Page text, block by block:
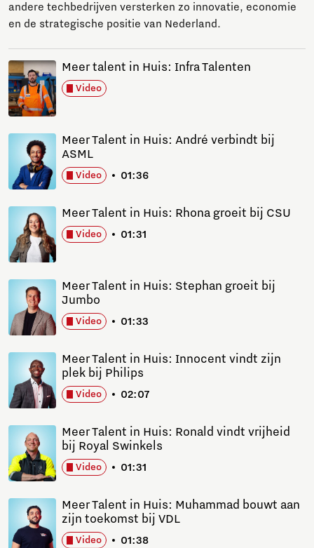
andere techbedrijven versterken zo innovatie, economie
en de strategische positie van Nederland.
Video
Meer talent in Huis: Infra Talenten
Video 01:36
Meer Talent in Huis: André verbindt bij
ASML
Video 01:31
Meer Talent in Huis: Rhona groeit bij CSU
Video 01:33
Meer Talent in Huis: Stephan groeit bij
Jumbo
Video 02:07
Meer Talent in Huis: Innocent vindt zijn
plek bij Philips
Video 01:31
Meer Talent in Huis: Ronald vindt vrijheid
bij Royal Swinkels
Video 01:38
Meer Talent in Huis: Muhammad bouwt aan
zijn toekomst bij VDL